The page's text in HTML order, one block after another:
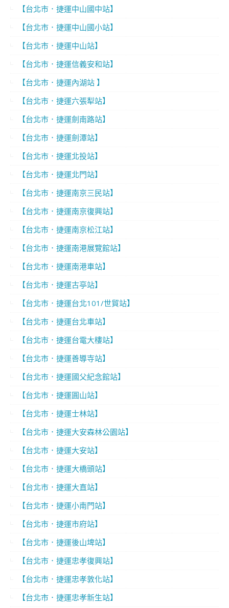
【台北市．捷運中山國中站】
【台北市．捷運中山國小站】
【台北市．捷運中山站】
【台北市．捷運信義安和站】
【台北市．捷運內湖站 】
【台北市．捷運六張犁站】
【台北市．捷運劍南路站】
【台北市．捷運劍潭站】
【台北市．捷運北投站】
【台北市．捷運北門站】
【台北市．捷運南京三民站】
【台北市．捷運南京復興站】
【台北市．捷運南京松江站】
【台北市．捷運南港展覽館站】
【台北市．捷運南港車站】
【台北市．捷運古亭站】
【台北市．捷運台北101/世貿站】
【台北市．捷運台北車站】
【台北市．捷運台電大樓站】
【台北市．捷運善導寺站】
【台北市．捷運國父紀念館站】
【台北市．捷運圓山站】
【台北市．捷運士林站】
【台北市．捷運大安森林公園站】
【台北市．捷運大安站】
【台北市．捷運大橋頭站】
【台北市．捷運大直站】
【台北市．捷運小南門站】
【台北市．捷運市府站】
【台北市．捷運後山埤站】
【台北市．捷運忠孝復興站】
【台北市．捷運忠孝敦化站】
【台北市．捷運忠孝新生站】